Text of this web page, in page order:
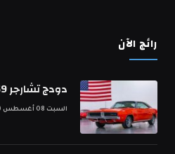
رائج الآن
دودج تشارجر 1969 مطروحة في المزاد
السبت 08 أغسطس 8:20 ص